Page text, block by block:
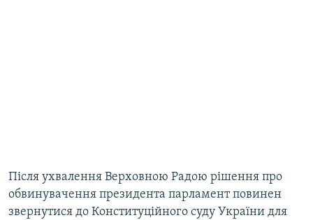
Після ухвалення Верховною Радою рішення про
обвинувачення президента парламент повинен
звернутися до Конституційного суду України для